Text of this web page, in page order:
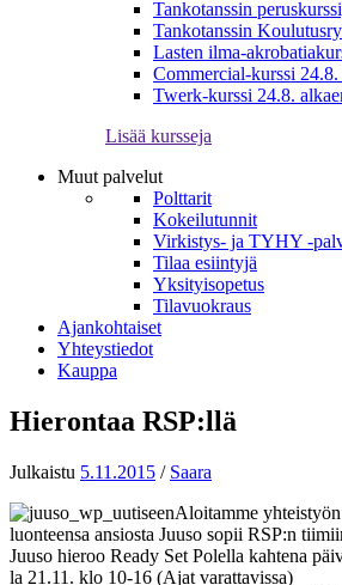
Tankotanssin
Tankotanssin
Lasten ilma-
Commercial-kurssi 24.8.
Twerk-kurssi 24.8.
Lisää kursseja
Muut palvelut
Polttarit
Kokeilutunnit
Virkistys- ja TYHY -
Tilaa esiintyjä
Yksityisopetus
Tilavuokraus
Ajankohtaiset
Yhteystiedot
Kauppa
Hierontaa RSP:llä
Julkaistu 5.11.2015 / Saara
Aloitamme
luonteensa ansiosta Juuso sopii RSP:n
Juuso hieroo Ready Set Polella kahtena
la 21.11. klo 10-16 (Ajat varattavissa)